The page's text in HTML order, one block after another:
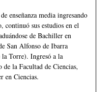
enseñanza media ingresando
continuó sus estudios en el
de Bachiller en
San Alfonso de Ibarra
la Torre). Ingresó a la
la Facultad de Ciencias,
en Ciencias.